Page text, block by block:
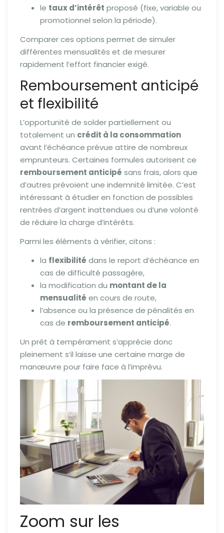
le taux d’intérêt proposé (fixe, variable ou
promotionnel selon la période).
Comparer ces options permet de simuler
différentes mensualités et de mesurer
rapidement l’effort financier exigé.
Remboursement anticipé
et flexibilité
L’opportunité de solder partiellement ou
totalement un crédit à la consommation
avant l’échéance prévue attire de nombreux
emprunteurs. Certaines formules autorisent ce
remboursement anticipé sans frais, alors que
d’autres prévoient une indemnité limitée. C’est
intéressant à étudier en fonction de possibles
rentrées d’argent inattendues ou d’une volonté
de réduire la charge d’intérêts.
Parmi les éléments à vérifier, citons :
la flexibilité dans le report d’échéance en
cas de difficulté passagère,
la modification du montant de la
mensualité en cours de route,
l’absence ou la présence de pénalités en
cas de remboursement anticipé.
Un prêt à tempérament s’apprécie donc
pleinement s’il laisse une certaine marge de
manœuvre pour faire face à l’imprévu.
Zoom sur les